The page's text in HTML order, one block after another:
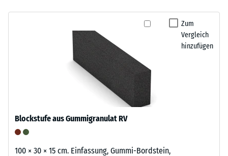
Zum
Vergleich
hinzufügen
Blockstufe aus Gummigranulat RV
100 × 30 × 15 cm. Einfassung, Gummi-Bordstein,